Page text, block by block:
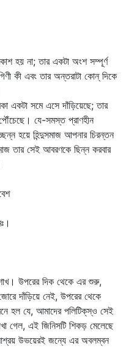
হয় না; তার একটা অংশ সম্পূর্ণ
কী এবং তার অন্তরাটা কোন্‌ দিকে
একটা সমে এসে দাঁড়িয়েছে; তার
যে-সমস্ত প্রাণহীন
হয়ে হিন্দুসমাজ আপনার চিরন্তন
তার সেই আবরণকে ছিন্ন করবার
উপরের দিক থেকে এর শুরু,
দাঁড়িয়ে নেই, উপরের থেকে
হল যে, আমাদের পলিটিক্‌স্‌ও সেই
গেল, এই জিনিসটি শিকড় মেলেছে
উভয়েরই জন্যে এর অবলম্বন